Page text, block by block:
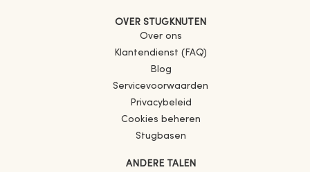
OVER STUGKNUTEN
Over ons
Klantendienst (FAQ)
Blog
Servicevoorwaarden
Privacybeleid
Cookies beheren
Stugbasen
ANDERE TALEN